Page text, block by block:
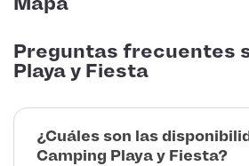
Preguntas frecuentes
Playa y Fiesta
¿Cuáles son las
Camping Playa y Fiesta?